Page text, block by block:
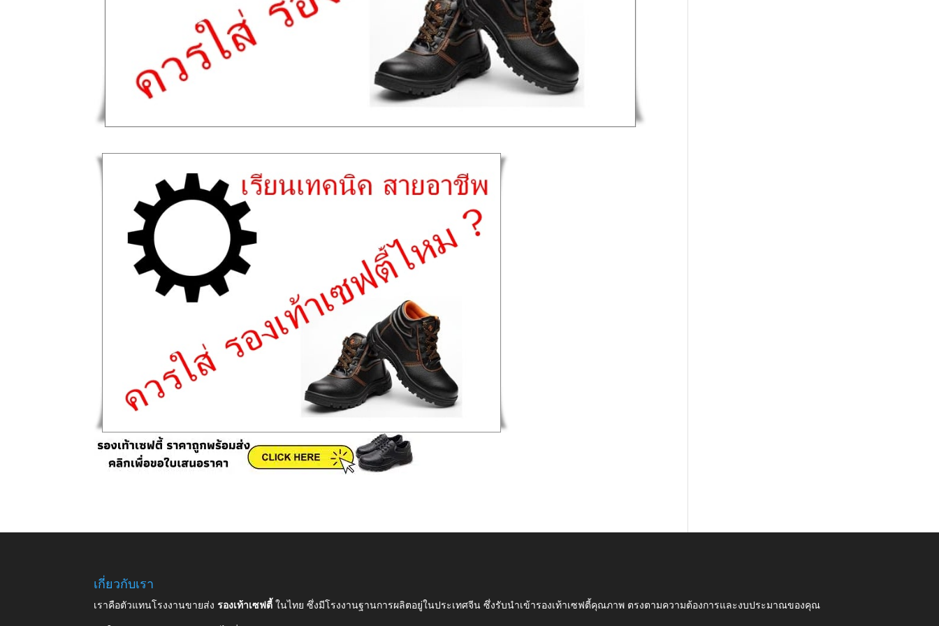
เกี่ยวกับเรา
เราคือตัวแทนโรงงานขายส่งรองเท้าเซฟตี้ในไทย ซึ่งมีโรงงานฐานการผลิตอยู่ในประเทศจีน ซึ่งรับนำเข้ารองเท้าเซฟตี้คุณภาพ ตรงตามความต้องการและงบประมาณของคุณ